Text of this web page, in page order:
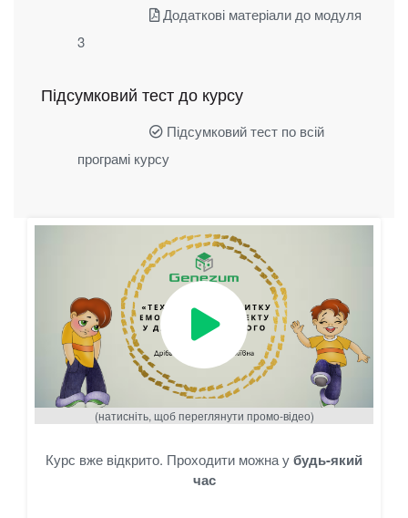
Додаткові матеріали до модуля
3
Підсумковий тест до курсу
Підсумковий тест по всій
програмі курсу
(натисніть, щоб переглянути промо-відео)
Курс вже відкрито. Проходити можна убудь-який
час